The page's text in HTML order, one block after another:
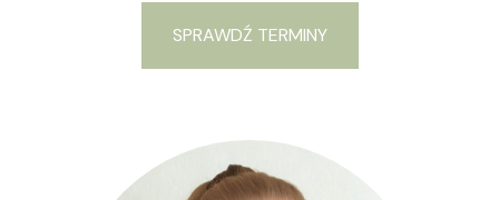
SPRAWDŹ TERMINY